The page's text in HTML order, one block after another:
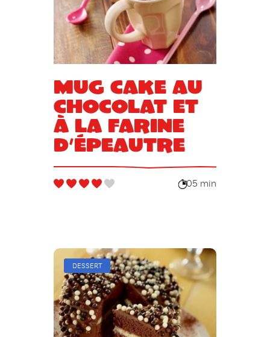
Mug cake au
chocolat et
à la farine
d’épeautre
05 min
DESSERT